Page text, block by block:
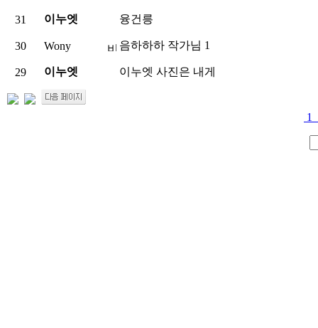
31 이누엣 융건릉
30 Wony 음하하하 작가님 1
29 이누엣 이누엣 사진은 내게
1